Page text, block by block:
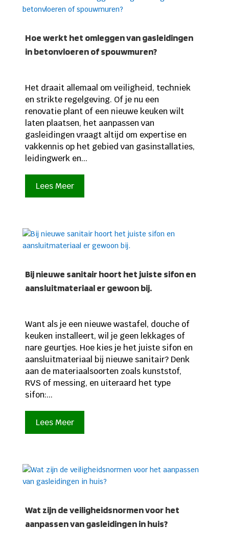
Hoe werkt het omleggen van gasleidingen
in betonvloeren of spouwmuren?
Het draait allemaal om veiligheid, techniek
en strikte regelgeving. Of je nu een
renovatie plant of een nieuwe keuken wilt
laten plaatsen, het aanpassen van
gasleidingen vraagt altijd om expertise en
vakkennis op het gebied van gasinstallaties,
leidingwerk en...
Lees Meer
Bij nieuwe sanitair hoort het juiste sifon en
aansluitmateriaal er gewoon bij.
Want als je een nieuwe wastafel, douche of
keuken installeert, wil je geen lekkages of
nare geurtjes. Hoe kies je het juiste sifon en
aansluitmateriaal bij nieuwe sanitair? Denk
aan de materiaalsoorten zoals kunststof,
RVS of messing, en uiteraard het type
sifon:...
Lees Meer
Wat zijn de veiligheidsnormen voor het
aanpassen van gasleidingen in huis?